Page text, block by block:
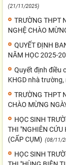
(21/11/2025)
TRƯỜNG THPT
NGHỆ CHÀO
QUYẾT ĐỊNH
NĂM HỌC 2025-
Quyết định điều
KHGD nhà
TRƯỜNG THPT
CHÀO MỪNG
HỌC SINH
THI "NGHIÊN CỨU
(CẤP CỤM) (08/11/
HỌC SINH